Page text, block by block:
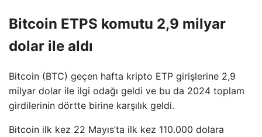
Bitcoin ETPS komutu 2,9 milyar
dolar ile aldı
Bitcoin (BTC) geçen hafta kripto ETP girişlerine 2,9
milyar dolar ile ilgi odağı geldi ve bu da 2024 toplam
girdilerinin dörtte birine karşılık geldi.
Bitcoin ilk kez 22 Mayıs’ta ilk kez 110.000 dolara